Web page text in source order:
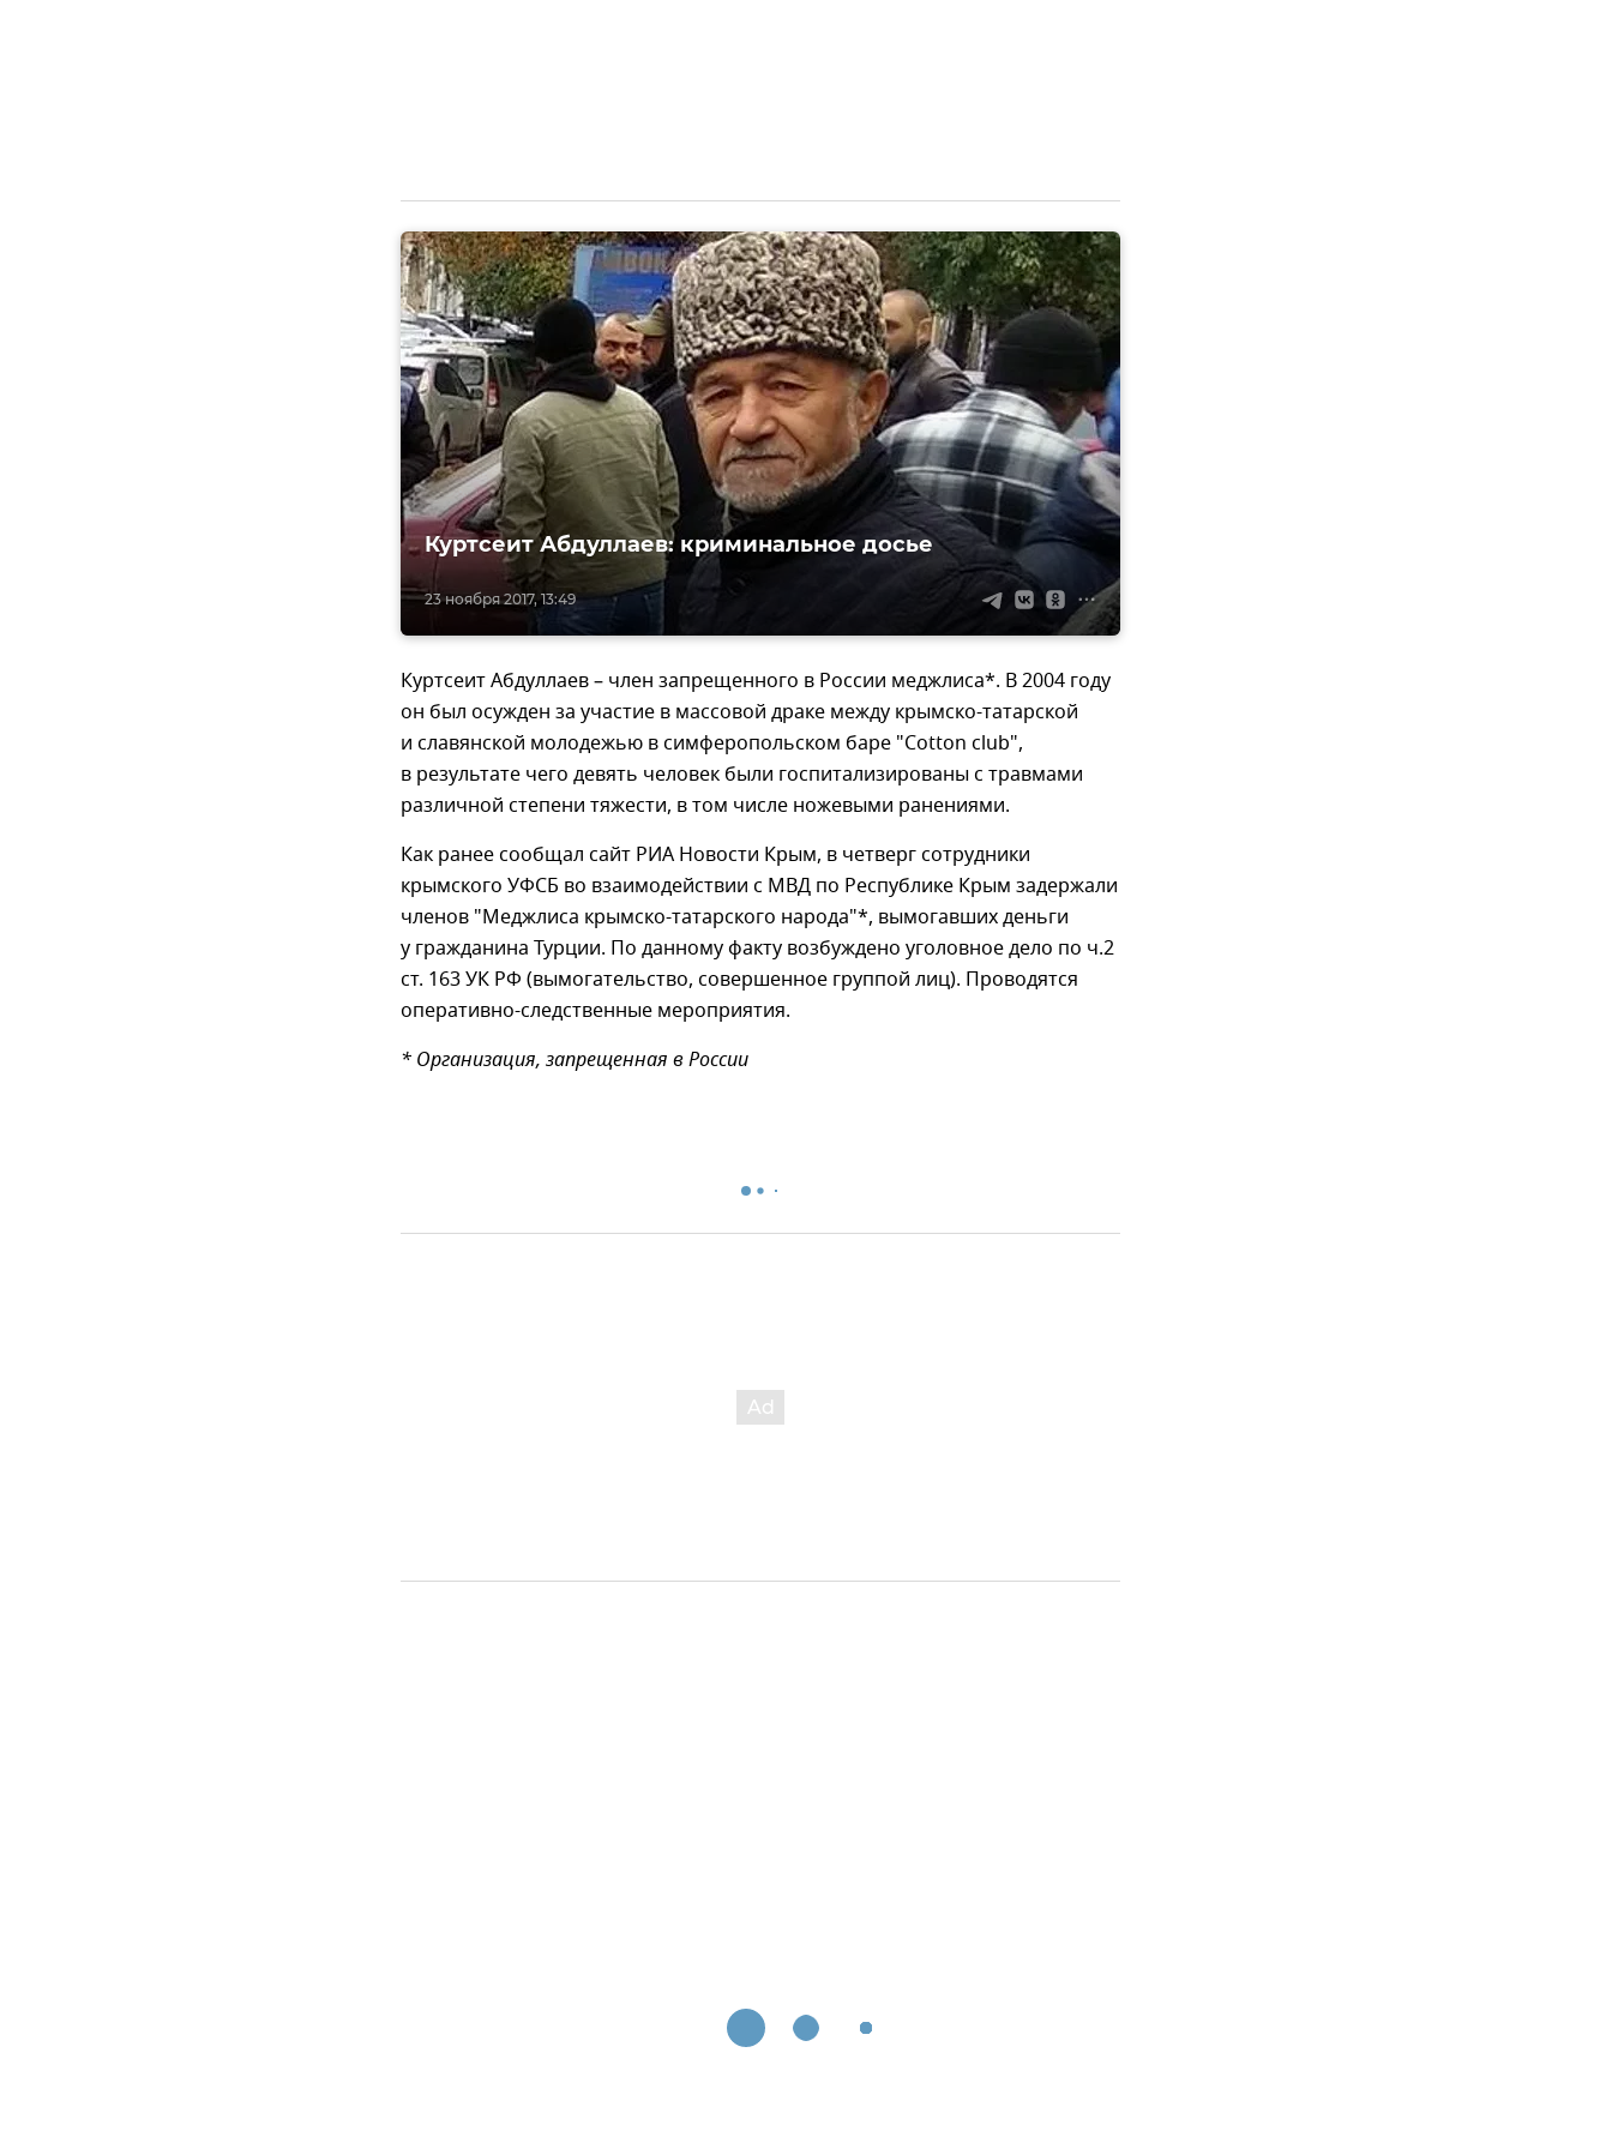
23 ноября 2017, 13:49
Куртсеит Абдуллаев: криминальное досье
Куртсеит Абдуллаев – член запрещенного в России меджлиса*. В 2004 году
он был осужден за участие в массовой драке между крымско-татарской
и славянской молодежью в симферопольском баре "Cotton club",
в результате чего девять человек были госпитализированы с травмами
различной степени тяжести, в том числе ножевыми ранениями.
Как ранее сообщал сайт РИА Новости Крым, в четверг сотрудники
крымского УФСБ во взаимодействии с МВД по Республике Крым задержали
членов "Меджлиса крымско-татарского народа"*, вымогавших деньги
у гражданина Турции. По данному факту возбуждено уголовное дело по ч.2
ст. 163 УК РФ (вымогательство, совершенное группой лиц). Проводятся
оперативно-следственные мероприятия.
* Организация, запрещенная в России